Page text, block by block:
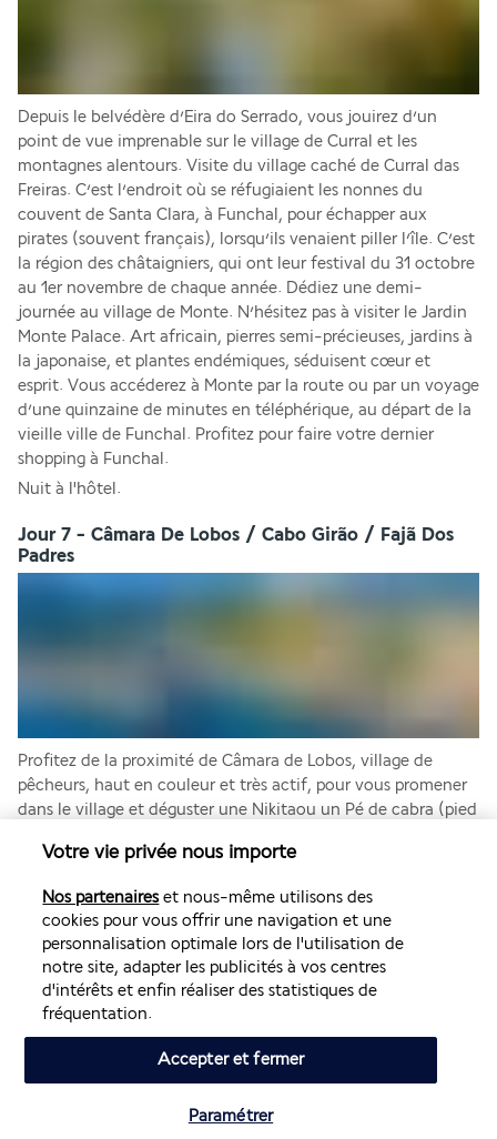
Depuis le belvédère d’Eira do Serrado, vous jouirez d’un
point de vue imprenable sur le village de Curral et les
montagnes alentours. Visite du village caché de Curral das
Freiras. C’est l’endroit où se réfugiaient les nonnes du
couvent de Santa Clara, à Funchal, pour échapper aux
pirates (souvent français), lorsqu’ils venaient piller l’île. C’est
la région des châtaigniers, qui ont leur festival du 31 octobre
au 1er novembre de chaque année. Dédiez une demi-
journée au village de Monte. N’hésitez pas à visiter le Jardin
Monte Palace. Art africain, pierres semi-précieuses, jardins à
la japonaise, et plantes endémiques, séduisent cœur et
esprit. Vous accéderez à Monte par la route ou par un voyage
d’une quinzaine de minutes en téléphérique, au départ de la
vieille ville de Funchal. Profitez pour faire votre dernier
shopping à Funchal.
Nuit à l'hôtel.
Jour 7 - Câmara De Lobos / Cabo Girão / Fajã Dos
Padres
Profitez de la proximité de Câmara de Lobos, village de
pêcheurs, haut en couleur et très actif, pour vous promener
dans le village et déguster une Nikitaou un Pé de cabra (pied
route de côte, rejoignez Cabo Girão, 2ème falaise plus haute
surplombe la falaise. Adrénaline garantie ! Puis suivre, sur
votre gauche, l’indication « Faja dos Padres, teleférico ».
Accès à la Fajã dos Padres par téléphérique. Cet écrin de
verdure au bord de l’eau vous offrira un moment magique.
Le terme Fajã désigne une langue de terre, en bord de mer,
qui abrita jadis une congrégation de jésuites, est une
propriété agricole, de 9 ha, où poussent de nombreuses
fameuse et délicieuse banane de « prata » - d’argent), de
Votre vie privée nous importe
Nos partenaireset nous-même utilisons des
cookies pour vous offrir une navigation et une
personnalisation optimale lors de l'utilisation de
notre site, adapter les publicités à vos centres
d'intérêts et enfin réaliser des statistiques de
fréquentation.
Paramétrer
Accepter et fermer